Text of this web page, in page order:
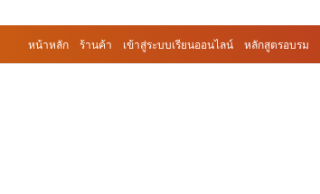
หน้าหลัก ร้านค้า เข้าสู่ระบบเรียนออนไลน์ หลักสูตรอบรม